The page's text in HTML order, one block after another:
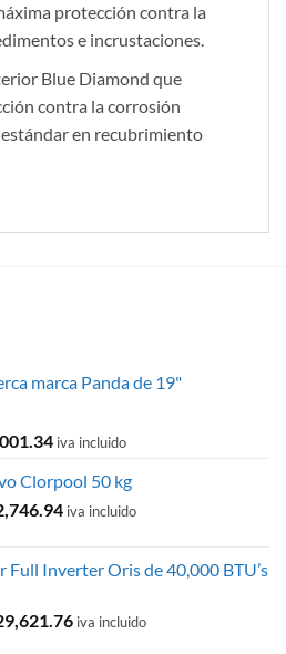
protección contra la
e incrustaciones.
Blue Diamond que
contra la corrosión
en recubrimiento
marca Panda de 19"
El
actual
es:
iva incluido
Clorpool 50 kg
El
es:
iva incluido
Full Inverter Oris de 40,000 BTU’s
Eliva incluido